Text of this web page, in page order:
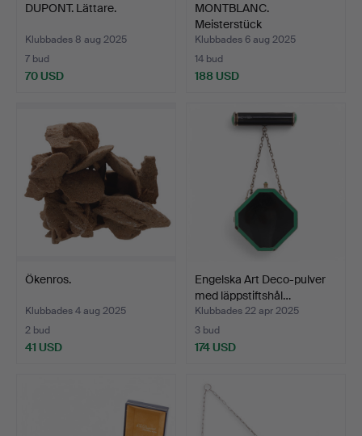
DUPONT. Lättare.
Klubbades 8 aug 2025
7 bud
70 USD
MONTBLANC.
Meisterstück
reservoarpenna.
Klubbades 6 aug 2025
14 bud
188 USD
Ökenros.
Klubbades 4 aug 2025
2 bud
41 USD
Engelska Art Deco-pulver
med läppstiftshål…
Klubbades 22 apr 2025
3 bud
174 USD